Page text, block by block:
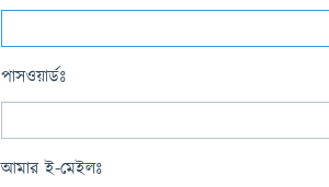
পাসওয়ার্ডঃ
আমার ই-মেইলঃ